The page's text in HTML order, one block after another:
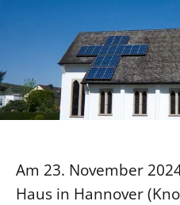
Am 23. November
Haus in Hannover
Kultur und Kunst
Ökumene und